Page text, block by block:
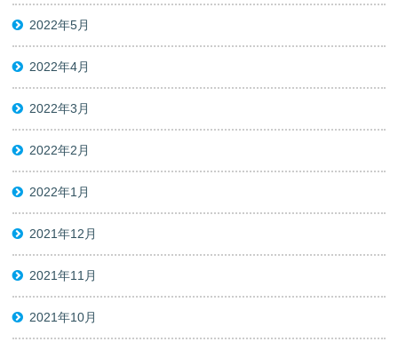
2022年5月
2022年4月
2022年3月
2022年2月
2022年1月
2021年12月
2021年11月
2021年10月